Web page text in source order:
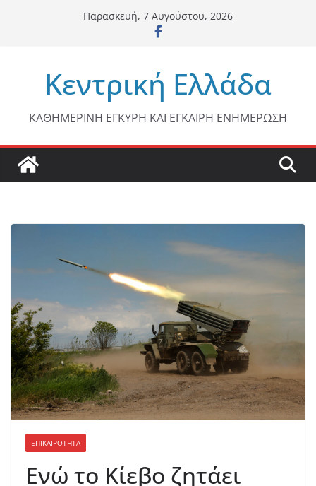
Παρασκευή, 7 Αυγούστου, 2026
Κεντρική Ελλάδα
ΚΑΘΗΜΕΡΙΝΗ ΕΓΚΥΡΗ ΚΑΙ ΕΓΚΑΙΡΗ ΕΝΗΜΕΡΩΣΗ
ΕΠΙΚΑΙΡΟΤΗΤΑ
Ενώ το Κίεβο ζητάει